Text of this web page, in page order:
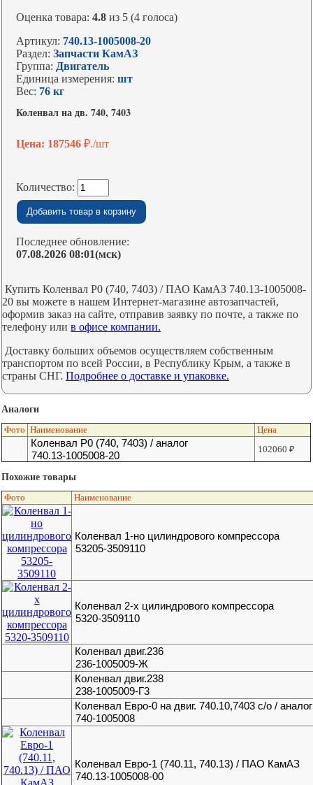
Оценка товара:4.8 из 5 (4 голоса)
Артикул: 740.13-1005008-20
Раздел:Запчасти КамАЗ
Группа: Двигатель
Единица измерения:шт
Вес: 76 кг
Коленвал на дв. 740, 7403
Цена: 187546₽./шт
Количество:
Последнее обновление:
07.08.2026 08:01(мск)
Купить Коленвал Р0 (740, 7403) / ПАО КамАЗ 740.13-1005008-
20 вы можете в нашем Интернет-магазине автозапчастей,
оформив заказ на сайте, отправив заявку по почте, а также по
телефону илив офисе компании.
Доставку больших объемов осуществляем собственным
транспортом по всей России, в Республику Крым, а также в
страны СНГ.Подробнее о доставке и упаковке.
Аналоги
Фото Наименование Цена
Коленвал Р0 (740, 7403) / аналог
740.13-1005008-20
102060₽
Похожие товары
Фото Наименование
Коленвал 1-но цилиндрового компрессора
53205-3509110
Коленвал 2-х цилиндрового компрессора
5320-3509110
Коленвал двиг.236
236-1005009-Ж
Коленвал двиг.238
238-1005009-Г3
Коленвал Евро-0 на двиг. 740.10,7403 с/о / аналог
740-1005008
Коленвал Евро-1 (740.11, 740.13) / ПАО КамАЗ
740.13-1005008-00